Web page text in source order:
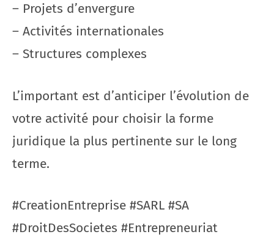
– Projets d’envergure
– Activités internationales
– Structures complexes
L’important est d’anticiper l’évolution de
votre activité pour choisir la forme
juridique la plus pertinente sur le long
terme.
#CreationEntreprise #SARL #SA
#DroitDesSocietes #Entrepreneuriat